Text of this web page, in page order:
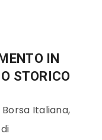
IN
STORICO
Italiana,